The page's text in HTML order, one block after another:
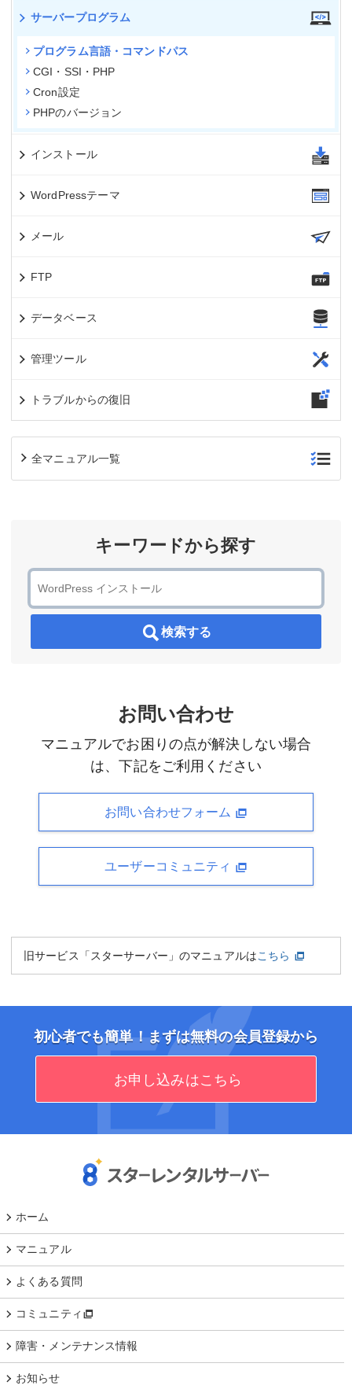
サーバープログラム
プログラム言語・コマンドパス
CGI・SSI・PHP
Cron設定
PHPのバージョン
インストール
WordPressテーマ
メール
FTP
データベース
管理ツール
トラブルからの復旧
全マニュアル一覧
キーワードから探す
検索する
お問い合わせ
マニュアルでお困りの点が解決しない場合
は、下記をご利用ください
お問い合わせフォーム
ユーザーコミュニティ
旧サービス「スターサーバー」のマニュアルはこちら
初心者でも簡単！まずは無料の会員登録から
お申し込みはこちら
ホーム
マニュアル
よくある質問
コミュニティ
障害・メンテナンス情報
お知らせ